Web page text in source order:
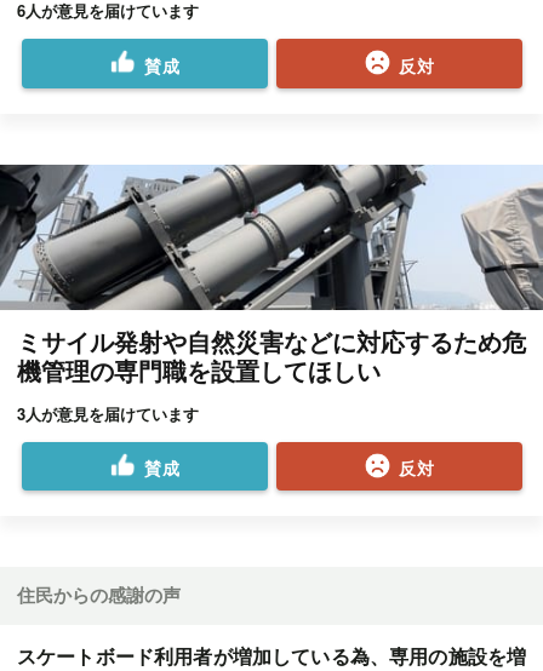
6人が意見を届けています
賛成 反対
ミサイル発射や自然災害などに対応するため危
機管理の専門職を設置してほしい
3人が意見を届けています
賛成 反対
住民からの感謝の声
スケートボード利用者が増加している為、専用の施設を増